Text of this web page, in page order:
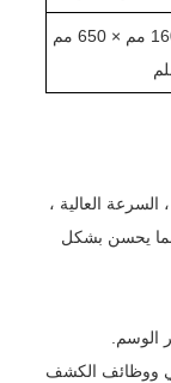
5 0 مم
العالية ،
مما يحسن بشكل
ووظائف الكشف